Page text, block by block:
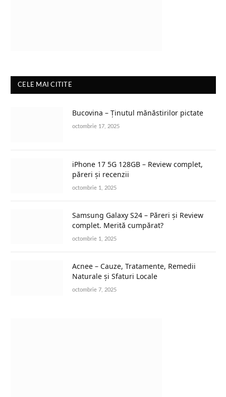
CELE MAI CITITE
Bucovina – Ținutul mănăstirilor pictate
octombrie 17, 2025
iPhone 17 5G 128GB – Review complet,
păreri și recenzii
octombrie 1, 2025
Samsung Galaxy S24 – Păreri și Review
complet. Merită cumpărat?
octombrie 1, 2025
Acnee – Cauze, Tratamente, Remedii
Naturale și Sfaturi Locale
octombrie 7, 2025